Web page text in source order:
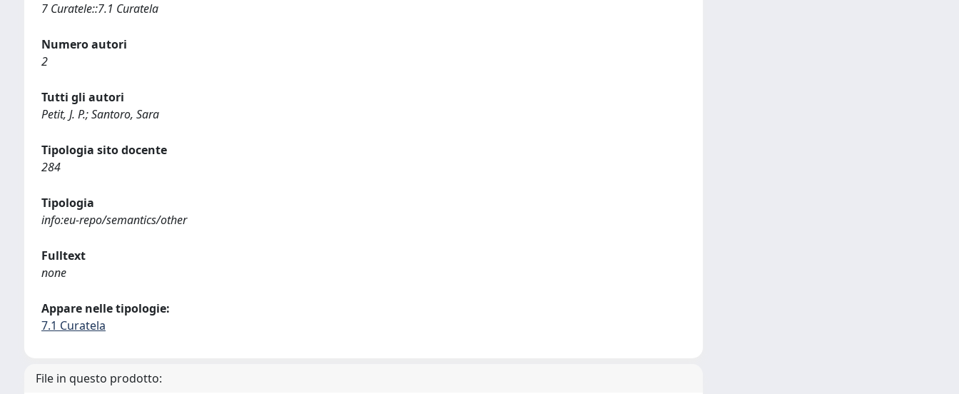
7 Curatele::7.1 Curatela
Numero autori
2
Tutti gli autori
Petit, J. P.; Santoro, Sara
Tipologia sito docente
284
Tipologia
info:eu-repo/semantics/other
Fulltext
none
Appare nelle tipologie:
7.1 Curatela
File in questo prodotto: